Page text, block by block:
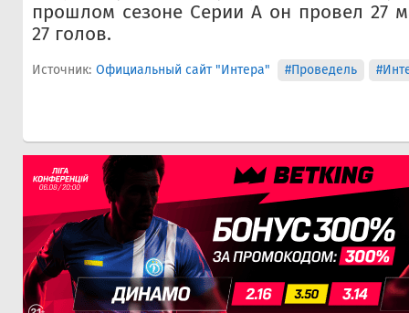
прошлом сезоне Серии А он провел 27
27 голов.
Источник: Официальный сайт "Интера" #Проведель